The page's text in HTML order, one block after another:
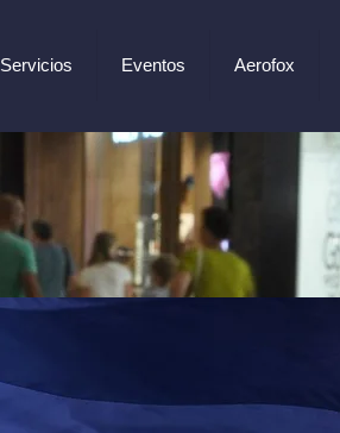
Servicios Eventos Aerofox